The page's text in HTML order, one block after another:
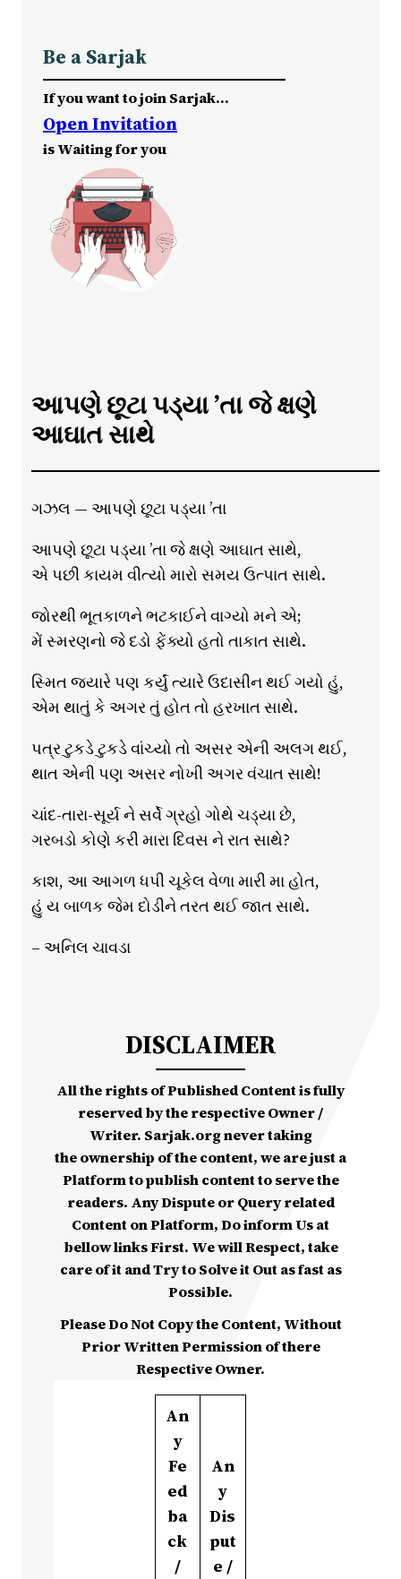
Be a Sarjak
If you want to join Sarjak…
Open Invitation
is Waiting for you
આપણે છૂટા પડ્યા ’તા જે ક્ષણે
આઘાત સાથે
ગઝલ — આપણે છૂટા પડ્યા ’તા
આપણે છૂટા પડ્યા ’તા જે ક્ષણે આઘાત સાથે,
એ પછી કાયમ વીત્યો મારો સમય ઉત્પાત સાથે.
જોરથી ભૂતકાળને ભટકાઈને વાગ્યો મને એ;
મેં સ્મરણનો જે દડો ફેંક્યો હતો તાકાત સાથે.
સ્મિત જ્યારે પણ કર્યું ત્યારે ઉદાસીન થઈ ગયો હું,
એમ થાતું કે અગર તું હોત તો હરખાત સાથે.
પત્ર ટુકડે ટુકડે વાંચ્યો તો અસર એની અલગ થઈ,
થાત એની પણ અસર નોખી અગર વંચાત સાથે!
ચાંદ-તારા-સૂર્ય ને સર્વે ગ્રહો ગોથે ચડ્યા છે,
ગરબડો કોણે કરી મારા દિવસ ને રાત સાથે?
કાશ, આ આગળ ધપી ચૂકેલ વેળા મારી મા હોત,
હું ય બાળક જેમ દોડીને તરત થઈ જાત સાથે.
– અનિલ ચાવડા
DISCLAIMER
All the rights of Published Content is fully
reserved by the respective Owner /
Writer. Sarjak.org never taking
the ownership of the content, we are just a
Platform to publish content to serve the
readers. Any Dispute or Query related
Content on Platform, Do inform Us at
bellow links First. We will Respect, take
care of it and Try to Solve it Out as fast as
Possible.
Please Do Not Copy the Content, Without
Prior Written Permission of there
Respective Owner.
An
y
Fe
ed
ba
ck
/
An
y
Dis
put
e /